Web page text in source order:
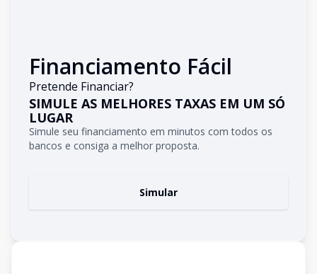
Financiamento Fácil
Pretende Financiar?
SIMULE AS MELHORES TAXAS EM UM SÓ
LUGAR
Simule seu financiamento em minutos com todos os
bancos e consiga a melhor proposta.
Simular